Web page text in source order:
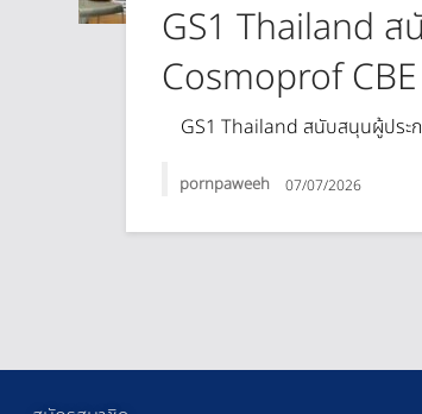
GS1 Thailand ส
Cosmoprof
GS1 Thailand สนับสนุนผู้ประ
pornpaweeh 07/07/2026